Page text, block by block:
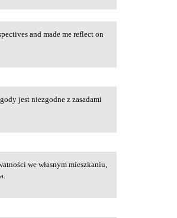
and made me reflect on
jest niezgodne z zasadami
we własnym mieszkaniu,